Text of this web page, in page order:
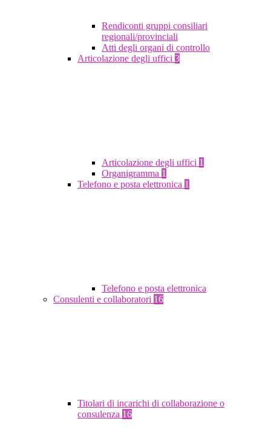
Rendiconti gruppi consiliari
regionali/provinciali
Atti degli organi di controllo
Articolazione degli uffici 3
Articolazione degli uffici 1
Organigramma 1
Telefono e posta elettronica 1
Telefono e posta elettronica
Consulenti e collaboratori 16
Titolari di incarichi di collaborazione o
consulenza 16